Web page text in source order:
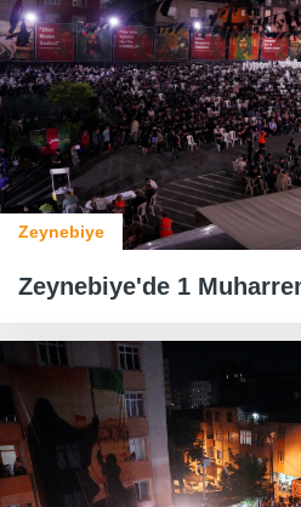
Zeynebiye
Zeynebiye'de 1